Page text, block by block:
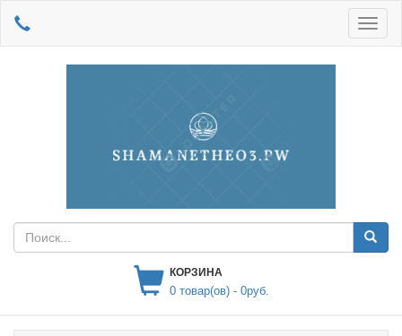
КОРЗИНА
0товар(ов) - 0руб.